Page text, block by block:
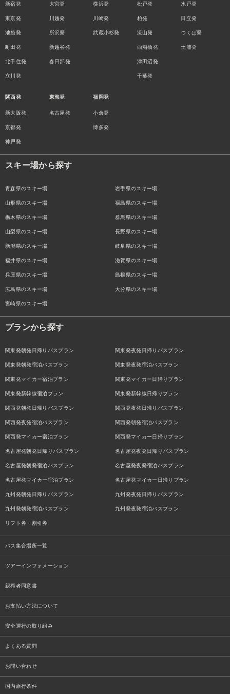
新宿発
東京発
池袋発
町田発
北千住発
立川発
大宮発
川越発
所沢発
新越谷発
春日部発
横浜発
川崎発
武蔵小杉発
松戸発
柏発
流山発
西船橋発
津田沼発
千葉発
水戸発
日立発
つくば発
土浦発
関西発
新大阪発
京都発
神戸発
東海発
名古屋発
福岡発
小倉発
博多発
スキー場から探す
青森県のスキー場 岩手県のスキー場
山形県のスキー場 福島県のスキー場
栃木県のスキー場 群馬県のスキー場
山梨県のスキー場 長野県のスキー場
新潟県のスキー場 岐阜県のスキー場
福井県のスキー場 滋賀県のスキー場
兵庫県のスキー場 島根県のスキー場
広島県のスキー場 大分県のスキー場
宮崎県のスキー場
プランから探す
関東発朝発日帰りバスプラン 関東発夜発日帰りバスプラン
関東発朝発宿泊バスプラン 関東発夜発宿泊バスプラン
関東発マイカー宿泊プラン 関東発マイカー日帰りプラン
関東発新幹線宿泊プラン 関東発新幹線日帰りプラン
関西発朝発日帰りバスプラン 関西発夜発日帰りバスプラン
関西発夜発宿泊バスプラン 関西発朝発宿泊バスプラン
関西発マイカー宿泊プラン 関西発マイカー日帰りプラン
名古屋発朝発日帰りバスプラン 名古屋発夜発日帰りバスプラン
名古屋発朝発宿泊バスプラン 名古屋発夜発宿泊バスプラン
名古屋発マイカー宿泊プラン 名古屋発マイカー日帰りプラン
九州発朝発日帰りバスプラン 九州発夜発日帰りバスプラン
九州発朝発宿泊バスプラン 九州発夜発宿泊バスプラン
リフト券・割引券
バス集合場所一覧
ツアーインフォメーション
親権者同意書
お支払い方法について
安全運行の取り組み
よくある質問
お問い合わせ
国内旅行条件